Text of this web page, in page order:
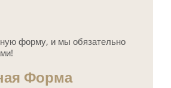
форму, и мы обязательно
Форма